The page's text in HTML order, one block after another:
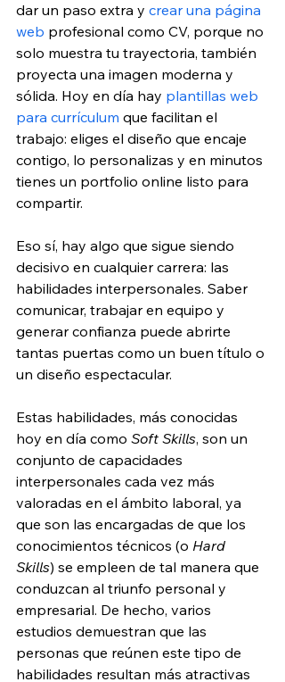
dar un paso extra y crear una página
web profesional como CV, porque no
solo muestra tu trayectoria, también
proyecta una imagen moderna y
sólida. Hoy en día hay plantillas web
para currículum que facilitan el
trabajo: eliges el diseño que encaje
contigo, lo personalizas y en minutos
tienes un portfolio online listo para
compartir.
Eso sí, hay algo que sigue siendo
decisivo en cualquier carrera: las
habilidades interpersonales. Saber
comunicar, trabajar en equipo y
generar confianza puede abrirte
tantas puertas como un buen título o
un diseño espectacular.
Estas habilidades, más conocidas
hoy en día como Soft Skills, son un
conjunto de capacidades
interpersonales cada vez más
valoradas en el ámbito laboral, ya
que son las encargadas de que los
conocimientos técnicos (o Hard
Skills) se empleen de tal manera que
conduzcan al triunfo personal y
empresarial. De hecho, varios
estudios demuestran que las
personas que reúnen este tipo de
habilidades resultan más atractivas